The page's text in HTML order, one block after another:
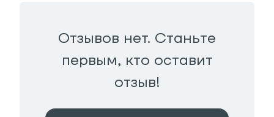
Отзывов нет. Станьте
первым, кто оставит
отзыв!